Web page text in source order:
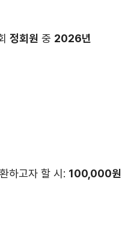
정회원 중 2026년
하고자 할 시: 100,000원